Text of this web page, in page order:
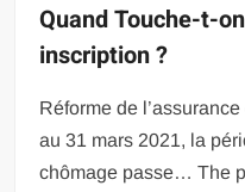
Quand Touche-t-
inscription ?
Réforme de
au 31 mars 2021, la
chômage passe… The